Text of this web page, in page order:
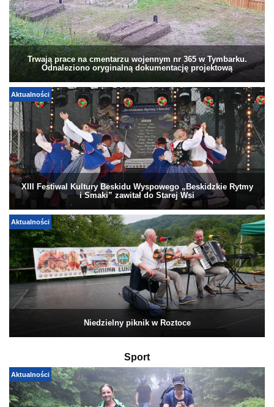
Trwają prace na cmentarzu wojennym nr 365 w Tymbarku.
Odnaleziono oryginalną dokumentację projektową
Aktualności
XIII Festiwal Kultury Beskidu Wyspowego „Beskidzkie Rytmy
i Smaki” zawitał do Starej Wsi
Aktualności
Niedzielny piknik w Roztoce
Sport
Aktualności